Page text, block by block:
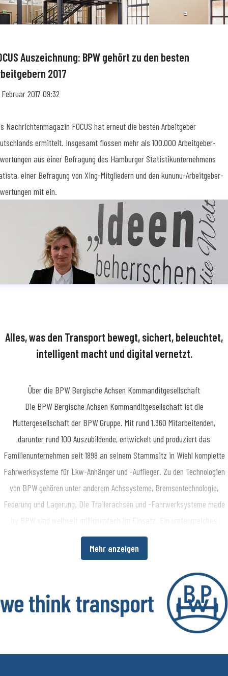
Auszeichnung: BPW gehört zu den besten
2017
Februar 2017 09:32
Nachrichtenmagazin FOCUS hat erneut die besten Arbeitgeber
ermittelt. Insgesamt flossen mehr als 100.000 Arbeitgeber-
aus einer Befragung des Hamburger Statistikunternehmens
einer Befragung von Xing-Mitgliedern und den kununu-Arbeitgeber-
mit ein.
Alles, was den Transport bewegt, sichert, beleuchtet,
intelligent macht und digital vernetzt.
Mehr anzeigen
Über die BPW Bergische Achsen Kommanditgesellschaft
​Die BPW Bergische Achsen Kommanditgesellschaft ist die
Muttergesellschaft der BPW Gruppe. Mit rund 1.360 Mitarbeitenden,
darunter rund 100 Auszubildende, entwickelt und produziert das
Familienunternehmen seit 1898 an seinem Stammsitz in Wiehl komplette
Fahrwerksysteme für Lkw-Anhänger und -Auflieger. Zu den Technologien
von BPW gehören unter anderem Achssysteme, Bremsentechnologie,
Federung und Lagerung. Die Trailerachsen und -Fahrwerksysteme made
by BPW sind weltweit millionenfach im Einsatz. Ein umfangreiches
Dienstleistungsspektrum bietet Fahrzeugherstellern und -betreibern
darüber hinaus die Möglichkeit, die Wirtschaftlichkeit in ihren
Über die BPW Gruppe
​Die BPW Gruppe erforscht, entwickelt und produziert alles, was den
Transport bewegt, sichert, beleuchtet, intelligent macht und digital